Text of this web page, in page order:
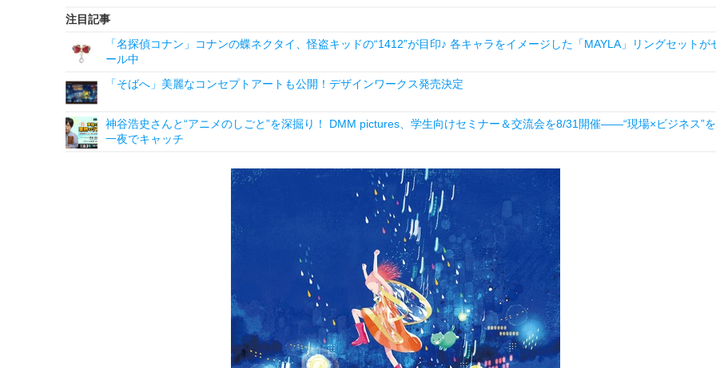
注目記事
「名探偵コナン」コナンの蝶ネクタイ、怪盗キッドの“1412”が目印♪ 各キャラをイメージした「MAYLA」リングセットが
ール中
「そばへ」美麗なコンセプトアートも公開！デザインワークス発売決定
神谷浩史さんと“アニメのしごと”を深掘り！ DMM pictures、学生向けセミナー＆交流会を8/31開催――“現場×ビジネス”を
一夜でキャッチ